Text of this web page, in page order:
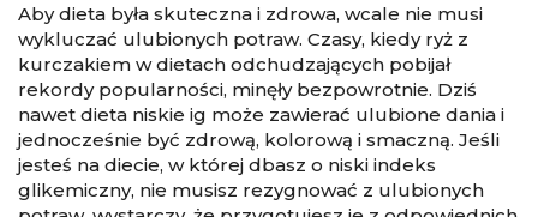
Aby dieta była skuteczna i zdrowa, wcale nie musi
wykluczać ulubionych potraw. Czasy, kiedy ryż z
kurczakiem w dietach odchudzających pobijał
rekordy popularności, minęły bezpowrotnie. Dziś
nawet dieta niskie ig może zawierać ulubione dania i
jednocześnie być zdrową, kolorową i smaczną. Jeśli
jesteś na diecie, w której dbasz o niski indeks
glikemiczny, nie musisz rezygnować z ulubionych